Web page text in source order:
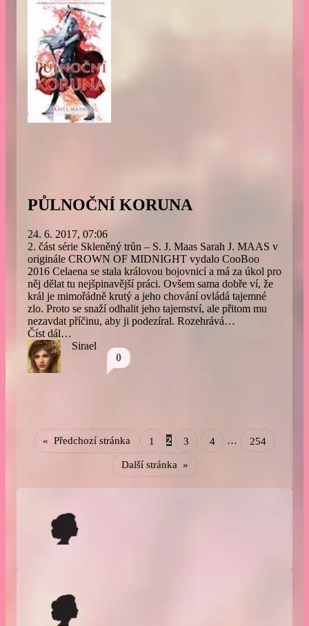
PŮLNOČNÍ KORUNA
24. 6. 2017, 07:06
2. část série Skleněný trůn – S. J. Maas Sarah J. MAAS v
originále CROWN OF MIDNIGHT vydalo CooBoo
2016 Celaena se stala královou bojovnicí a má za úkol pro
něj dělat tu nejšpinavější práci. Ovšem sama dobře ví, že
král je mimořádně krutý a jeho chování ovládá tajemné
zlo. Proto se snaží odhalit jeho tajemství, ale přitom mu
nezavdat příčinu, aby ji podezíral. Rozehrává…
Číst dál…
Sirael
0
« Předchozí stránka 1 2 3 4 … 254
Další stránka »